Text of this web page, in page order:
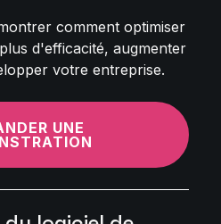
comment optimiser
d'efficacité, augmenter
votre entreprise.
UNE